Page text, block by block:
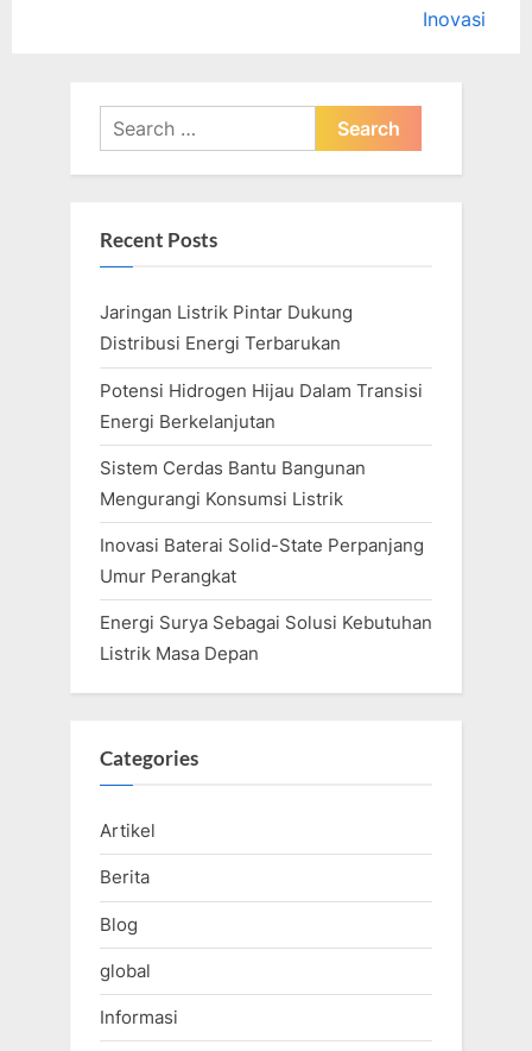
Inovasi
Search
for:
Recent Posts
Jaringan Listrik Pintar Dukung
Distribusi Energi Terbarukan
Potensi Hidrogen Hijau Dalam Transisi
Energi Berkelanjutan
Sistem Cerdas Bantu Bangunan
Mengurangi Konsumsi Listrik
Inovasi Baterai Solid-State Perpanjang
Umur Perangkat
Energi Surya Sebagai Solusi Kebutuhan
Listrik Masa Depan
Categories
Artikel
Berita
Blog
global
Informasi